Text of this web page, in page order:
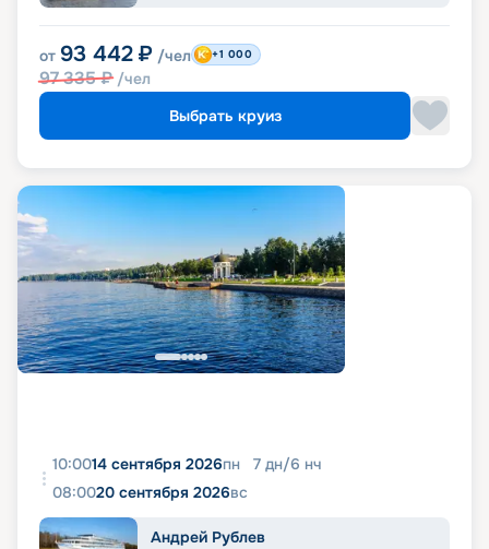
от 93 442 ₽ /чел
97 335₽ /чел
+1 000
Выбрать круиз
10:0014 сентября 2026пн 7 дн/6 нч
08:0020 сентября 2026вс
Андрей Рублев